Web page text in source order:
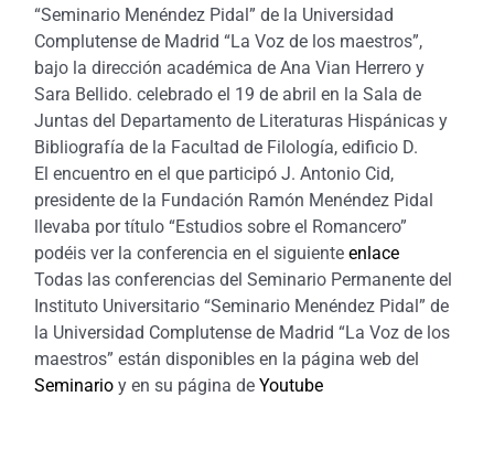
“Seminario Menéndez Pidal” de la Universidad
Complutense de Madrid “La Voz de los maestros”,
bajo la dirección académica de Ana Vian Herrero y
Sara Bellido. celebrado el 19 de abril en la Sala de
Juntas del Departamento de Literaturas Hispánicas y
Bibliografía de la Facultad de Filología, edificio D.
El encuentro en el que participó J. Antonio Cid,
presidente de la Fundación Ramón Menéndez Pidal
llevaba por título “Estudios sobre el Romancero”
podéis ver la conferencia en el siguiente enlace
Todas las conferencias del Seminario Permanente del
Instituto Universitario “Seminario Menéndez Pidal” de
la Universidad Complutense de Madrid “La Voz de los
maestros” están disponibles en la página web del
Seminarioy en su página de Youtube